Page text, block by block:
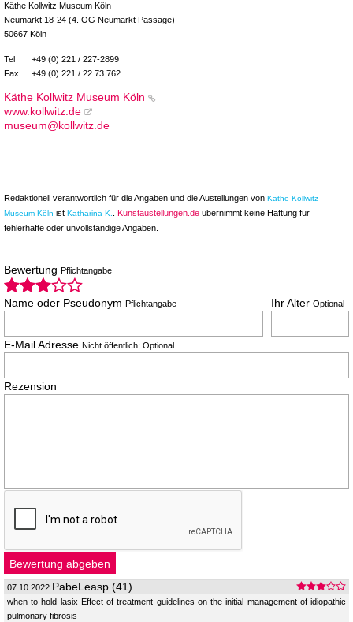
Käthe Kollwitz Museum Köln
Neumarkt 18-24 (4. OG Neumarkt Passage)
50667 Köln
Tel
+49 (0) 221 / 227-2899
Fax
+49 (0) 221 / 22 73 762
Käthe Kollwitz Museum Köln
www.kollwitz.de
museum@kollwitz.de
Redaktionell verantwortlich für die Angaben und die Austellungen von Käthe Kollwitz
Museum Köln ist Katharina K.. Kunstaustellungen.de übernimmt keine Haftung für
fehlerhafte oder unvollständige Angaben.
Bewertung Pflichtangabe
Name oder Pseudonym Pflichtangabe Ihr Alter Optional
E-Mail Adresse Nicht öffentlich; Optional
Rezension
07.10.2022 PabeLeasp (41)
when to hold lasix Effect of treatment guidelines on the initial management of idiopathic
pulmonary fibrosis